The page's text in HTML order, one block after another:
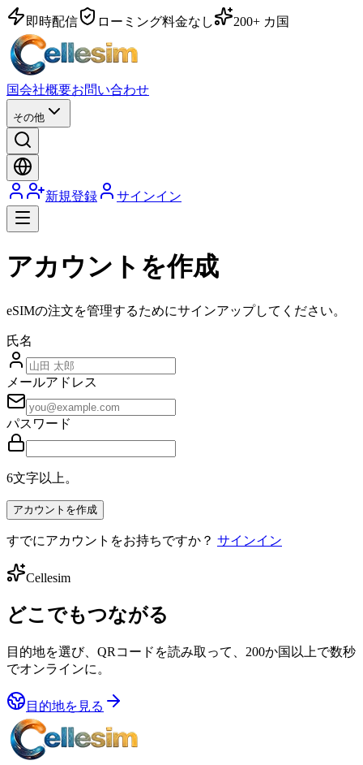
即時配信 ローミング料金なし 200+ カ国
国会社概要お問い合わせ
その他
新規登録 サインイン
アカウントを作成
eSIMの注文を管理するためにサインアップしてください。
氏名
メールアドレス
パスワード
6文字以上。
アカウントを作成
すでにアカウントをお持ちですか？ サインイン
Cellesim
どこでもつながる
目的地を選び、QRコードを読み取って、200か国以上で数秒
でオンラインに。
目的地を見る